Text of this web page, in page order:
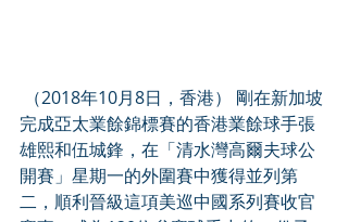
完成亞太業餘錦標賽的香港業餘球手張
雄熙和伍城鋒，在「清水灣高爾夫球公
開賽」星期一的外圍賽中獲得並列第
二，順利晉級這項美巡中國系列賽收官